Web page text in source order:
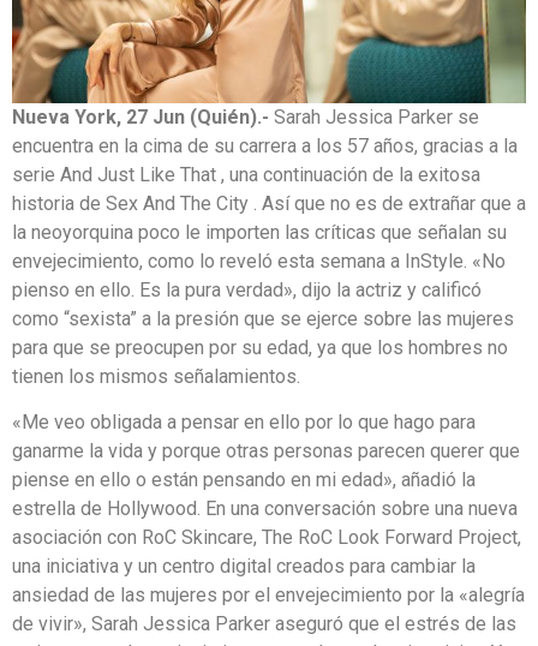
Nueva York, 27 Jun (Quién).- Sarah Jessica Parker se
encuentra en la cima de su carrera a los 57 años, gracias a la
serie And Just Like That , una continuación de la exitosa
historia de Sex And The City . Así que no es de extrañar que a
la neoyorquina poco le importen las críticas que señalan su
envejecimiento, como lo reveló esta semana a InStyle. «No
pienso en ello. Es la pura verdad», dijo la actriz y calificó
como “sexista” a la presión que se ejerce sobre las mujeres
para que se preocupen por su edad, ya que los hombres no
tienen los mismos señalamientos.
«Me veo obligada a pensar en ello por lo que hago para
ganarme la vida y porque otras personas parecen querer que
piense en ello o están pensando en mi edad», añadió la
estrella de Hollywood. En una conversación sobre una nueva
asociación con RoC Skincare, The RoC Look Forward Project,
una iniciativa y un centro digital creados para cambiar la
ansiedad de las mujeres por el envejecimiento por la «alegría
de vivir», Sarah Jessica Parker aseguró que el estrés de las